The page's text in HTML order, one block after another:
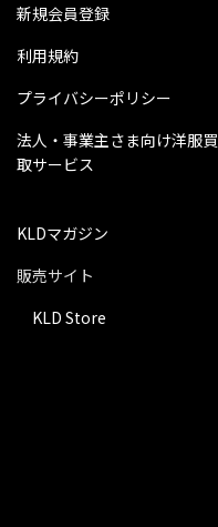
新規会員登録
利用規約
プライバシーポリシー
法人・事業主さま向け洋服買
取サービス
KLDマガジン
販売サイト
KLD Store